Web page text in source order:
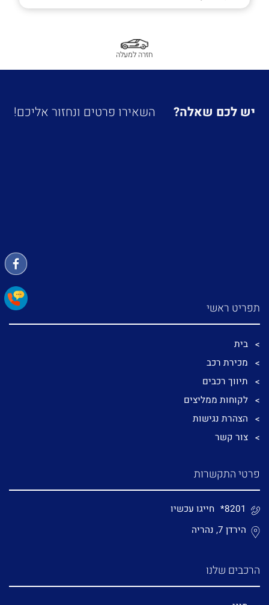
יש לכם שאלה? השאירו פרטים ונחזור אליכם!
תפריט ראשי
בית
מכירת רכב
תיווך רכבים
לקוחות ממליצים
הצהרת נגישות
צור קשר
הרכבים שלנו
פרטי התקשרות
*8201 חייגו עכשיו
הירדן 7, נהריה